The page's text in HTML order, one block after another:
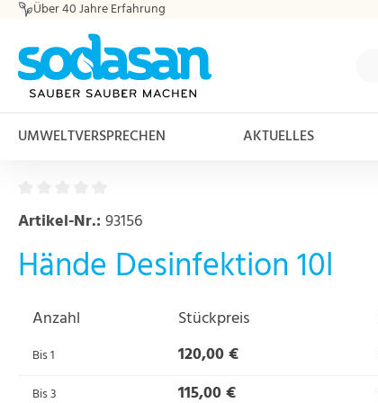
Hauptinhalt springen
Zur Suche springen
Zur Hauptnavigation springen
Über 40 Jahre Erfahrung
UMWELTVERSPRECHEN AKTUELLES
Artikel-Nr.: 93156
Hände Desinfektion 10l
Anzahl Stückpreis
Bis1 120,00 €
Bis3 115,00 €